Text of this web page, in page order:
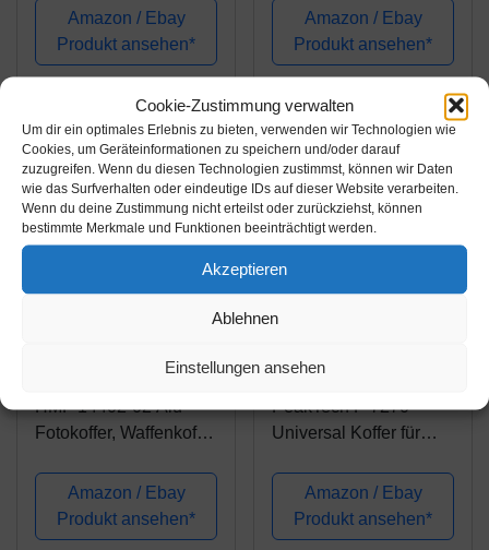
Cookie-Zustimmung verwalten
Um dir ein optimales Erlebnis zu bieten, verwenden wir Technologien wie
Cookies, um Geräteinformationen zu speichern und/oder darauf
zuzugreifen. Wenn du diesen Technologien zustimmst, können wir Daten
wie das Surfverhalten oder eindeutige IDs auf dieser Website verarbeiten.
Wenn du deine Zustimmung nicht erteilst oder zurückziehst, können
bestimmte Merkmale und Funktionen beeinträchtigt werden.
Akzeptieren
Ablehnen
Einstellungen ansehen
Tragekoffer, Werkzeug
Aufbewahrung,
Würfelschaum Platten,
Abschließbar,...
Amazon / Ebay
Produkt ansehen*
wasserdicht, Outdoor,
wetterfester,
staubdichter, Koffer,
für Kamera Objektive
und Zubehör,
Amazon / Ebay
Produkt ansehen*
HMF 14402-02 Alu
Fotokoffer, Waffenkoffer
46 x 33 x 15 cm
Amazon / Ebay
Produkt ansehen*
-5%
Amazon.de
44,95€
PeakTech P 7270 –
Universal Koffer für
Tragekoffer, Werkzeug
Aufbewahrung,
Würfelschaum Platten,
Amazon / Ebay
Produkt ansehen*